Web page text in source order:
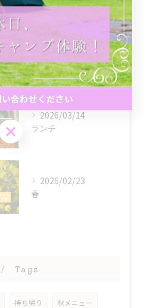
2026/05/16
春のアフタヌーンティー
2026/03/14
ランチ
2026/02/23
春
Tags
持ち帰り 秋メニュー
合わせください
合わせください